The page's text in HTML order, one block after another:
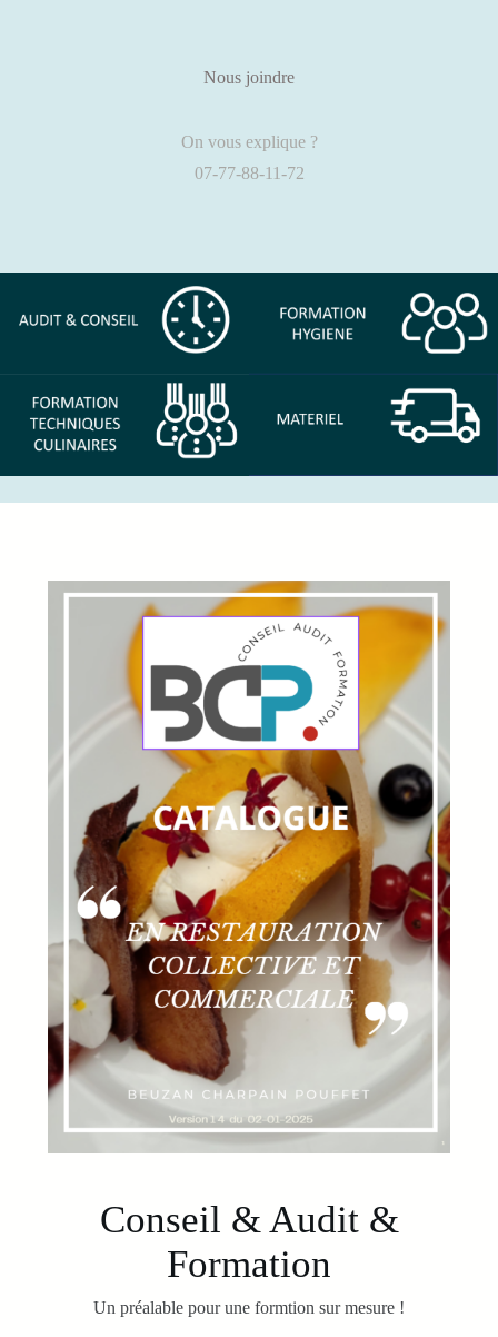
Nous joindre
On vous explique ?
07-77-88-11-72
Conseil & Audit &
Formation
Un préalable pour une formtion sur mesure !